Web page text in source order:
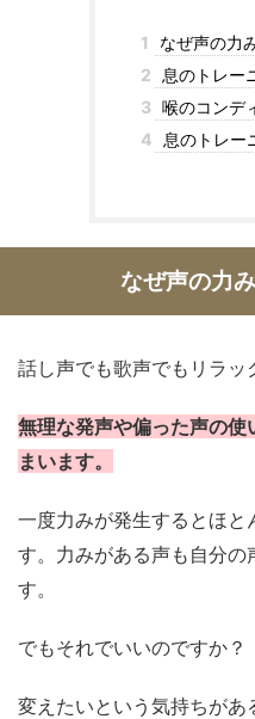
1
なぜ声の力
2
息のトレー
3 喉のコンデ
4
息のトレー
なぜ声の力
話し声でも歌声でもリラッ
無理な発声や偏った声の使
まいます。
一度力みが発生するとほ
す。力みがある声も自分
す。
でもそれでいいのですか？
変えたいという気持ちが